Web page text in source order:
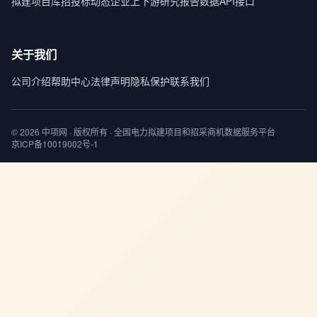
关于我们
公司介绍帮助中心法律声明隐私保护联系我们
© 2026 中项网 · 版权所有 · 全国电力拟建项目和招采商机数据服务平台
京ICP备10019002号-1